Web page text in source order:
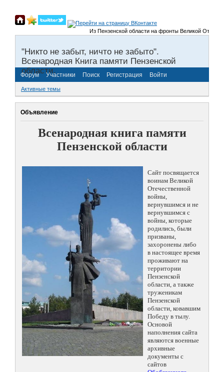
Из Пензенской области на фронты Великой
"Никто не забыт, ничто не забыто".
Всенародная Книга памяти Пензенской
области.
Форум Участники Поиск Регистрация Войти
Активные темы
Объявление
Всенародная книга памяти
Пензенской области
Сайт посвящается
воинам Великой
Отечественной
войны,
вернувшимся и не
вернувшимся с
войны, которые
родились, были
призваны,
захоронены либо
в настоящее время
проживают на
территории
Пензенской
области, а также
труженикам
Пензенской
области, ковавшим
Победу в тылу.
Основой
наполнения сайта
являются военные
архивные
документы с
сайтов